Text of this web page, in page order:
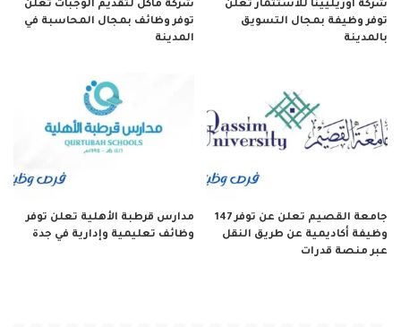
شركة أوريليينا للاستثمار تعلن
توفر وظيفة بمجال التسويق
بالمدينة
شركة مأكل لتقديم الوجبات تعلن
توفر وظائف بمجال المحاسبة في
المدينة
جامعة القصيم تعلن عن توفر 147
وظيفة أكاديمية عن طريق النقل
عبر منصة قدرات
مدارس قرطبة الأهلية تعلن توفر
وظائف تعليمية وإدارية في جدة